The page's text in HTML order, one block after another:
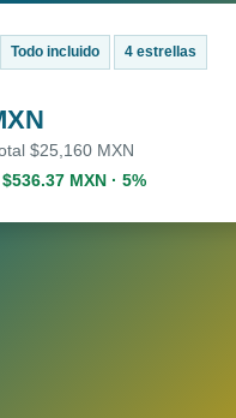
Todo incluido 4 estrellas
$25,160 MXN
MXN · 5%